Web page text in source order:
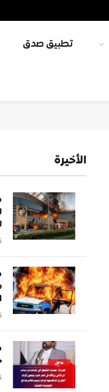
تطبيق صدق
الأخيرة